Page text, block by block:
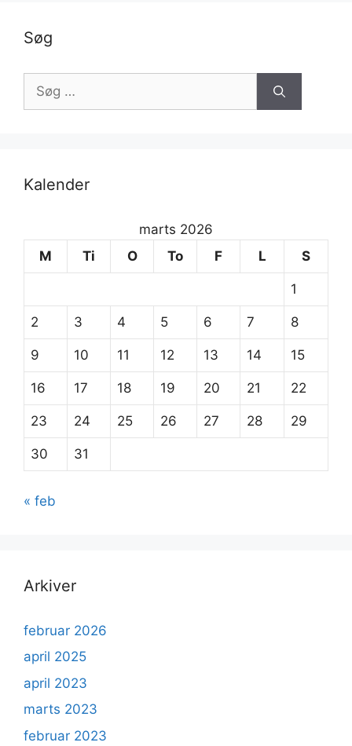
Søg
Søg
efter:
Kalender
marts 2026
M
Ti O To F L S
1
2 3 4 5 6 7 8
9 10 11 12 13 14 15
16 17 18 19 20 21 22
23 24 25 26 27 28 29
30 31
« feb
Arkiver
februar 2026
april 2025
april 2023
marts 2023
februar 2023